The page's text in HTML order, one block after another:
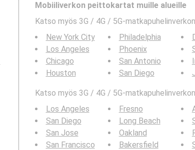
Mobiiliverkon peittokartat muille alueille
Katso myös 3G / 4G / 5G-
New York City
Los Angeles
Chicago
Houston
Philadelphia
Phoenix
San Antonio
San Diego
Katso myös 3G / 4G / 5G-
Los Angeles
San Diego
San Jose
San Francisco
Fresno
Long Beach
Oakland
Bakersfield